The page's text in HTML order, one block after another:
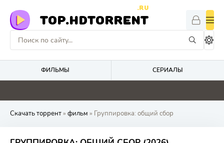
TOP.HDTORRENT
.RU
ФИЛЬМЫ СЕРИАЛЫ
0 0 5.3 4.1
Скачать торрент» фильм » Группировка: общий сбор